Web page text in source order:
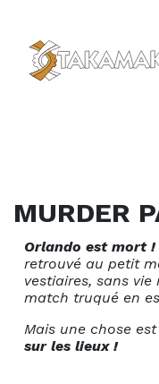
MURDER
Orlando est mort !
retrouvé au petit
vestiaires, sans
match truqué en
Mais une chose est
sur les lieux !